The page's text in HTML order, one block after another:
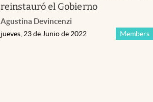
reinstauró el Gobierno
Agustina Devincenzi
Members
jueves, 23 de Junio de 2022